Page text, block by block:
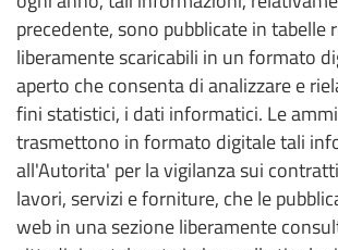
precedente, sono pubblicate in tabelle
liberamente scaricabili in un formato
aperto che consenta di analizzare e
fini statistici, i dati informatici. Le
trasmettono in formato digitale tali
all'Autorita' per la vigilanza sui
lavori, servizi e forniture, che le
web in una sezione liberamente